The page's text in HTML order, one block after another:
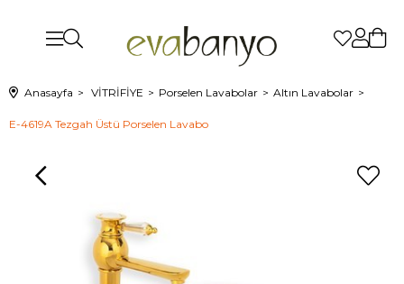
Anasayfa VİTRİFİYE Porselen Lavabolar Altın Lavabolar
E-4619A Tezgah Üstü Porselen Lavabo